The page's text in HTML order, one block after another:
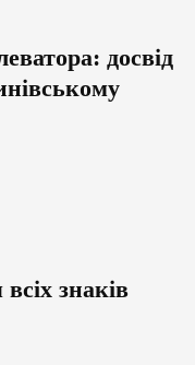
досвід
знаків